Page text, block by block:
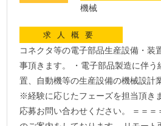
機械
求人概要
コネクタ等の電子部品生産設備・装
事頂きます。 ・電子部品製造に伴う
置、自動機等の生産設備の機械設計
※経験に応じたフェーズを担当頂き
応募お問い合わせください。 ＝＝＝